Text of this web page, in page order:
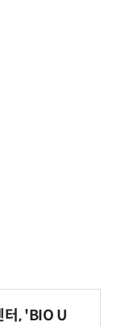
터, 'BIO U